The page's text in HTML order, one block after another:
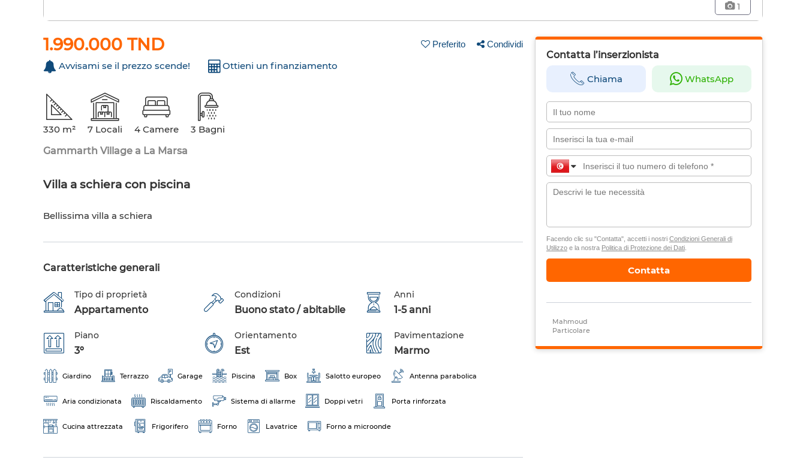
1
1.990.000 TND Preferito Condividi
Avvisami se il prezzo scende! Ottieni un finanziamento
330 m² 7 Locali 4 Camere
3 Bagni
Gammarth Village a La Marsa
Villa a schiera con piscina
Bellissima villa a schiera
Caratteristiche generali
Tipo di proprietà
Appartamento
Condizioni
Buono stato / abitabile
Anni
1-5 anni
Piano
3º
Orientamento
Est
Pavimentazione
Marmo
Giardino Terrazzo Garage Piscina Box Salotto europeo Antenna parabolica
Aria condizionata Riscaldamento Sistema di allarme Doppi vetri Porta rinforzata
Cucina attrezzata Frigorifero Forno Lavatrice Forno a microonde
Contatta l’inserzionista
Chiama WhatsApp
Facendo clic su "Contatta", accetti i nostri Condizioni Generali di
Utilizzoe la nostra Politica di Protezione dei Dati.
Contatta
Mahmoud
Particolare